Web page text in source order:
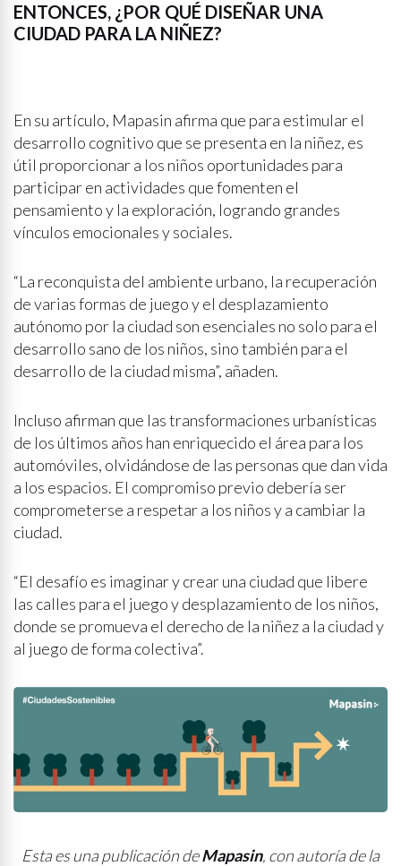
ENTONCES, ¿POR QUÉ DISEÑAR UNA
CIUDAD PARA LA NIÑEZ?
En su artículo, Mapasin afirma que para estimular el
desarrollo cognitivo que se presenta en la niñez, es
útil proporcionar a los niños oportunidades para
participar en actividades que fomenten el
pensamiento y la exploración, logrando grandes
vínculos emocionales y sociales.
“La reconquista del ambiente urbano, la recuperación
de varias formas de juego y el desplazamiento
autónomo por la ciudad son esenciales no solo para el
desarrollo sano de los niños, sino también para el
desarrollo de la ciudad misma”, añaden.
Incluso afirman que las transformaciones urbanísticas
de los últimos años han enriquecido el área para los
automóviles, olvidándose de las personas que dan vida
a los espacios. El compromiso previo debería ser
comprometerse a respetar a los niños y a cambiar la
ciudad.
“El desafío es imaginar y crear una ciudad que libere
las calles para el juego y desplazamiento de los niños,
donde se promueva el derecho de la niñez a la ciudad y
al juego de forma colectiva”.
Esta es una publicación deMapasin, con autoría de la